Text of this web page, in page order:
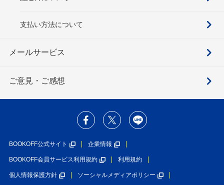
支払い方法について
メールサービス
ご意見・ご感想
BOOKOFF公式サイト 企業情報
BOOKOFF会員サービス利用規約 利用規約
個人情報保護方針 ソーシャルメディアポリシー